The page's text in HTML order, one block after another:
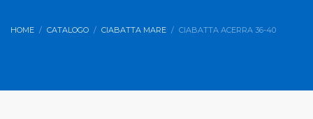
HOME CATALOGO CIABATTA MARE CIABATTA ACERRA 36-40